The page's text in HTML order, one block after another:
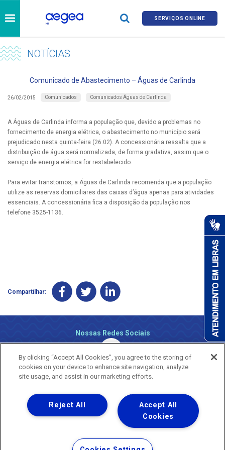
SERVIÇOS ONLINE
NOTÍCIAS
Comunicado de Abastecimento – Águas de Carlinda
26/02/2015 Comunicados Comunicados Águas de Carlinda
A Águas de Carlinda informa a população que, devido a problemas no
fornecimento de energia elétrica, o abastecimento no município será
prejudicado nesta quinta-feira (26.02). A concessionária ressalta que a
distribuição de água será normalizada, de forma gradativa, assim que o
serviço de energia elétrica for restabelecido.
Para evitar transtornos, a Águas de Carlinda recomenda que a população
utilize as reservas domiciliares das caixas d’água apenas para atividades
essenciais. A concessionária fica a disposição da população nos
telefone 3525-1136.
Compartilhar:
Nossas Redes Sociais
Uma empresa
Copyright ® 2026 - Todos os Direitos Reservados.
Nossa natureza movimenta a vida
Termos Gerais de Uso de Sites e Aplicativos
By clicking “Accept All Cookies”, you agree to the storing of
cookies on your device to enhance site navigation, analyze
site usage, and assist in our marketing efforts.
Accept All
Cookies
Reject All